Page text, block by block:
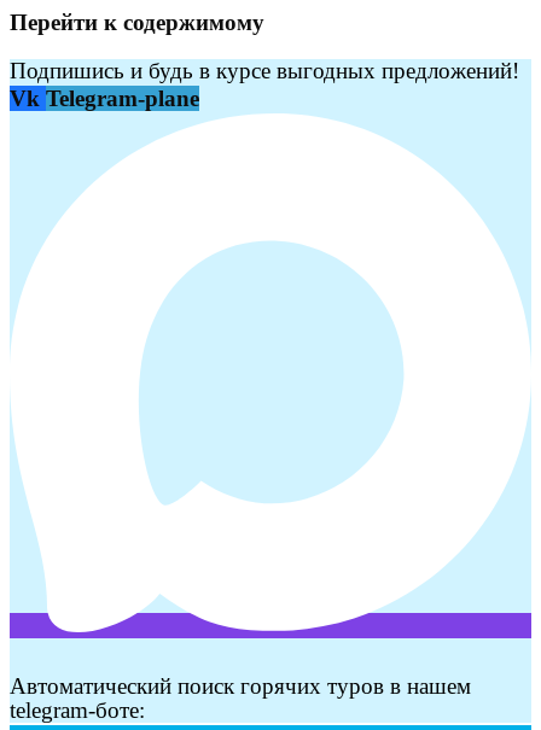
Перейти к содержимому
Подпишись и будь в курсе выгодных предложений!
Vk Telegram-plane
Автоматический поиск горячих туров в нашем
telegram-боте: